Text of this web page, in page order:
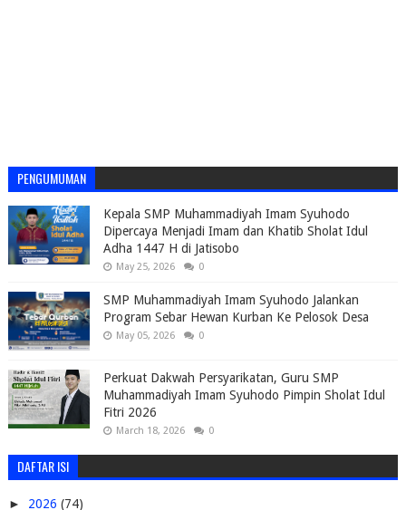
PENGUMUMAN
Kepala SMP Muhammadiyah Imam Syuhodo
Dipercaya Menjadi Imam dan Khatib Sholat Idul
Adha 1447 H di Jatisobo
May 25, 2026 0
SMP Muhammadiyah Imam Syuhodo Jalankan
Program Sebar Hewan Kurban Ke Pelosok Desa
May 05, 2026 0
Perkuat Dakwah Persyarikatan, Guru SMP
Muhammadiyah Imam Syuhodo Pimpin Sholat Idul
Fitri 2026
March 18, 2026 0
DAFTAR ISI
► 2026 (74)